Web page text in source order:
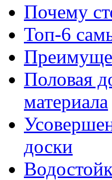
Почему
Топ-6
Половая
материала
доски